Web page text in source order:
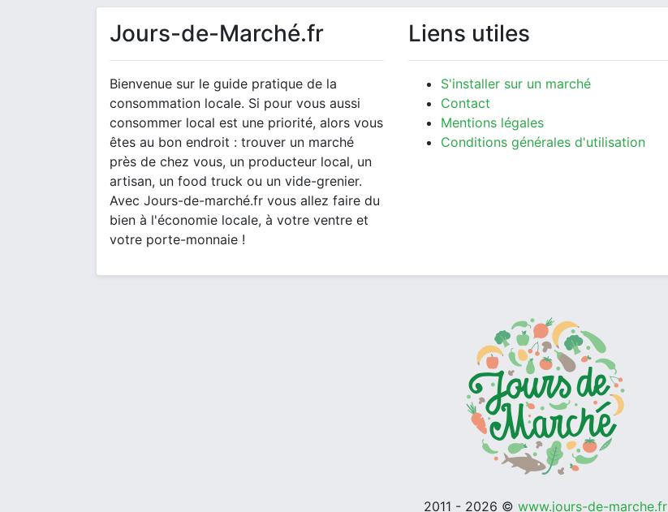
Jours-de-Marché.fr
Bienvenue sur le guide pratique de la
consommation locale. Si pour vous aussi
consommer local est une priorité, alors vous
êtes au bon endroit : trouver un marché
près de chez vous, un producteur local, un
artisan, un food truck ou un vide-grenier.
Avec Jours-de-marché.fr vous allez faire du
bien à l'économie locale, à votre ventre et
votre porte-monnaie !
Liens utiles
S'installer sur un marché
Contact
Mentions légales
Conditions générales d'utilisation
2011 - 2026 © www.jours-de-marche.fr